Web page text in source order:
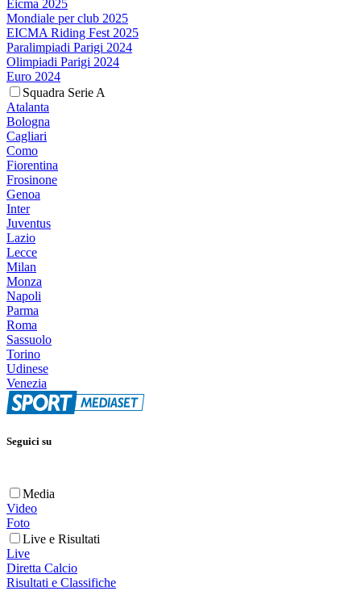
Eicma 2025
Mondiale per club 2025
EICMA Riding Fest 2025
Paralimpiadi Parigi 2024
Olimpiadi Parigi 2024
Euro 2024
Squadra Serie A
Atalanta
Bologna
Cagliari
Como
Fiorentina
Frosinone
Genoa
Inter
Juventus
Lazio
Lecce
Milan
Monza
Napoli
Parma
Roma
Sassuolo
Torino
Udinese
Venezia
Seguici su
Media
Video
Foto
Live e Risultati
Live
Diretta Calcio
Risultati e Classifiche